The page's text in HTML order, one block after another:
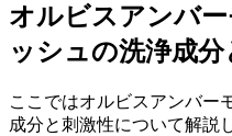
オルビスアンバ
ッシュの洗浄成
ここではオルビスアンバー
成分と刺激性について解説